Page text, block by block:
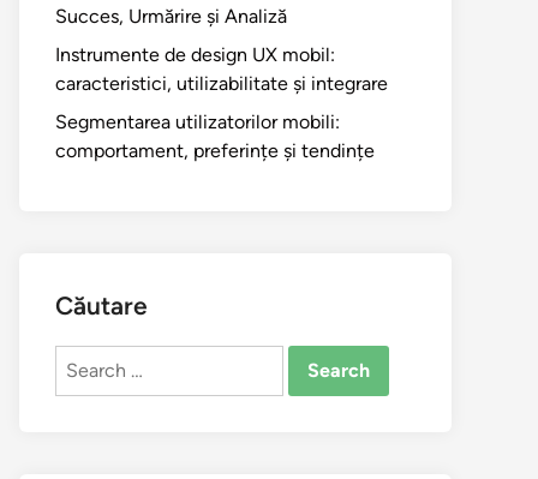
Succes, Urmărire și Analiză
Instrumente de design UX mobil:
caracteristici, utilizabilitate și integrare
Segmentarea utilizatorilor mobili:
comportament, preferințe și tendințe
Căutare
Search